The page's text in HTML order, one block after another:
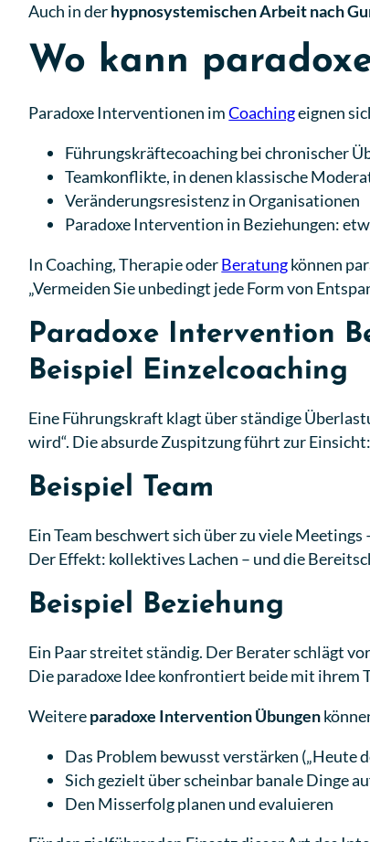
Auch in derhypnosystemischen Arbeit nach
Wo kann
Paradoxe Interventionen imCoachingeignen
Führungskräftecoaching bei chronischer
Teamkonflikte, in denen klassische
Veränderungsresistenz in Organisationen
Paradoxe Intervention in Beziehungen:
In Coaching, Therapie oderBeratungkönnen
„Vermeiden Sie unbedingt jede Form von
Paradoxe Intervention
Beispiel Einzelcoaching
Eine Führungskraft klagt über ständige
wird“. Die absurde Zuspitzung führt zur
Beispiel Team
Ein Team beschwert sich über zu viele
Der Effekt: kollektives Lachen – und die
Beispiel Beziehung
Ein Paar streitet ständig. Der Berater schlägt
Die paradoxe Idee konfrontiert beide mit ihrem
Weitereparadoxe Intervention Übungen
Das Problem bewusst verstärken („Heute
Sich gezielt über scheinbar banale Dinge
Den Misserfolg planen und evaluieren